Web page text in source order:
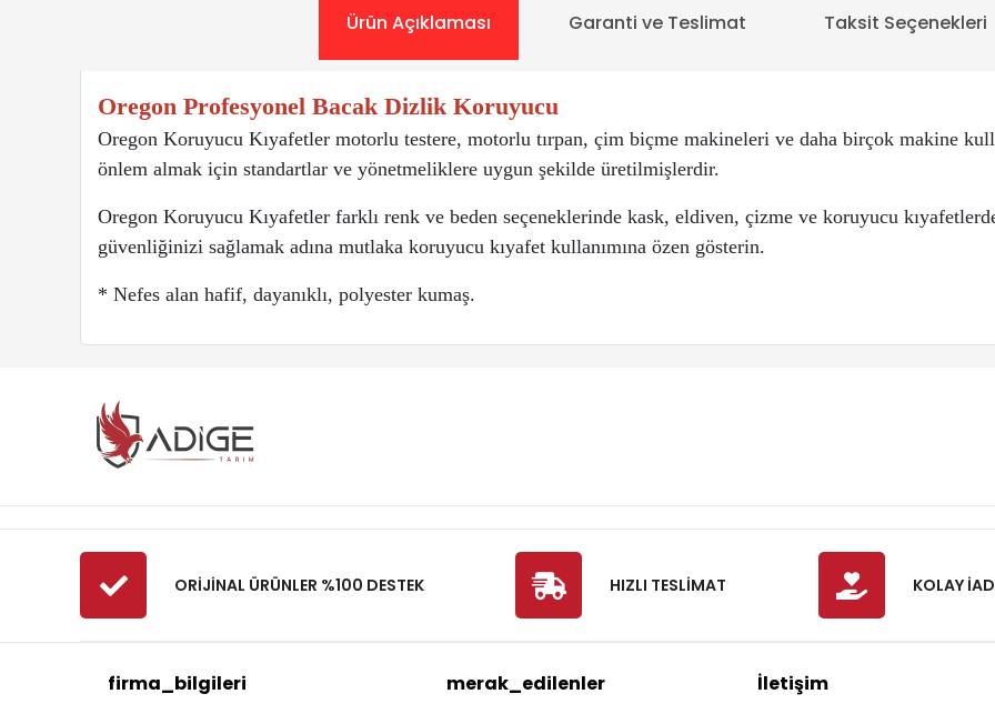
Ürün Açıklaması Garanti ve Teslimat Taksit Seçenekleri
Oregon Profesyonel Bacak Dizlik Koruyucu
Oregon Koruyucu Kıyafetler motorlu testere, motorlu tırpan, çim biçme makineleri ve daha birçok makine
önlem almak için standartlar ve yönetmeliklere uygun şekilde üretilmişlerdir.
Oregon Koruyucu Kıyafetler farklı renk ve beden seçeneklerinde kask, eldiven, çizme ve koruyucu
güvenliğinizi sağlamak adına mutlaka koruyucu kıyafet kullanımına özen gösterin.
* Nefes alan hafif, dayanıklı, polyester kumaş.
ORİJİNAL ÜRÜNLER %100 DESTEK HIZLI TESLİMAT KOLAY
firma_bilgileri merak_edilenler İletişim